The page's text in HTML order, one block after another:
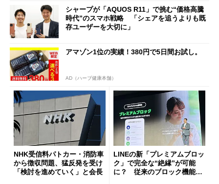
シャープが「AQUOS R11」で挑む“価格高騰
時代”のスマホ戦略 「シェアを追うよりも既
存ユーザーを大切に」
アマゾン1位の実績！380円で5日間お試し。
AD（ハーブ健康本舗）
NHK受信料パトカー・消防車
から徴収問題、猛反発を受け
「検討を進めていく」と会長
LINEの新「プレミアムブロッ
ク」で完全な“絶縁”が可能
に？ 従来のブロック機能と